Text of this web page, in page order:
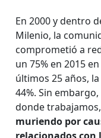
En 2000 y dentro
Milenio, la
comprometió a
un 75% en 2015
últimos 25 años,
44%. Sin
donde trabajamos,
muriendo por